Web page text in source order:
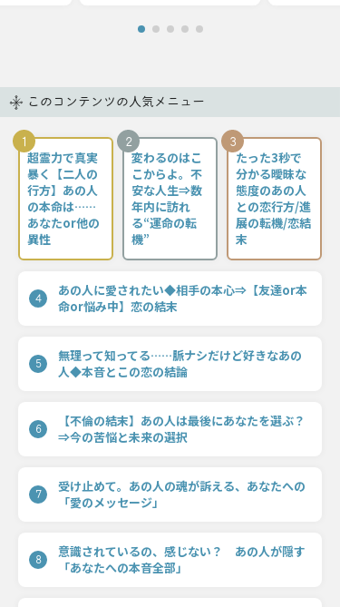
このコンテンツの人気メニュー
1
超霊力で真実
暴く【二人の
行方】あの人
の本命は……
あなたor他の
異性
2
変わるのはこ
こからよ。不
安な人生⇒数
年内に訪れ
る“運命の転
機”
3
たった3秒で
分かる曖昧な
態度のあの人
との恋行方/進
展の転機/恋結
末
4
あの人に愛されたい◆相手の本心⇒【友達or本
命or悩み中】恋の結末
5
無理って知ってる……脈ナシだけど好きなあの
人◆本音とこの恋の結論
6
【不倫の結末】あの人は最後にあなたを選ぶ？
⇒今の苦悩と未来の選択
7
受け止めて。あの人の魂が訴える、あなたへの
「愛のメッセージ」
8
意識されているの、感じない？ あの人が隠す
「あなたへの本音全部」